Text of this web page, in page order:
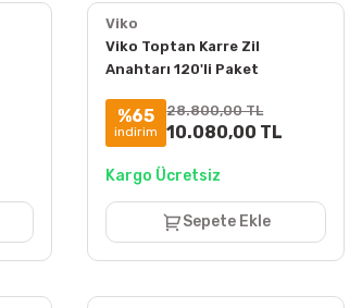
Viko
Viko Toptan Karre Zil
Anahtarı 120'li Paket
%65
indirim
28.800,00 TL
10.080,00 TL
Kargo Ücretsiz
Sepete Ekle